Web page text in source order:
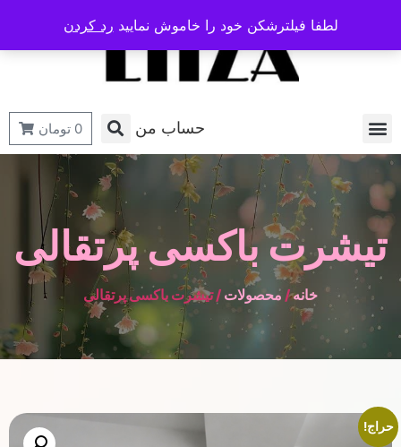
حساب من 0 تومان
تیشرت باکسی پرتقالی
خانه/محصولات/ تیشرت باکسی پرتقالی
حراج!
لطفا فیلترشکن خود را خاموش نمایید رد کردن